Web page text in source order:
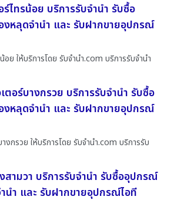
ไทรน้อย บริการรับจำนำ รับซื้อ
หลุดจำนำ และ รับฝากขายอุปกรณ์
ย ให้บริการโดย รับจํานํา.com บริการรับจำนำ
อร์บางกรวย บริการรับจำนำ รับซื้อ
หลุดจำนำ และ รับฝากขายอุปกรณ์
งกรวย ให้บริการโดย รับจํานํา.com บริการรับ
สามวา บริการรับจำนำ รับซื้ออุปกรณ์
นำ และ รับฝากขายอุปกรณ์ไอที